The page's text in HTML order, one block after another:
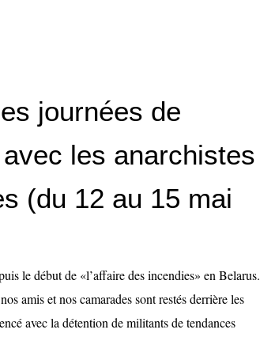
journées de
les anarchistes
(du 12 au 15 mai
le début de «l’affaire des incendies» en Belarus.
amis et nos camarades sont restés derrière les
avec la détention de militants de tendances